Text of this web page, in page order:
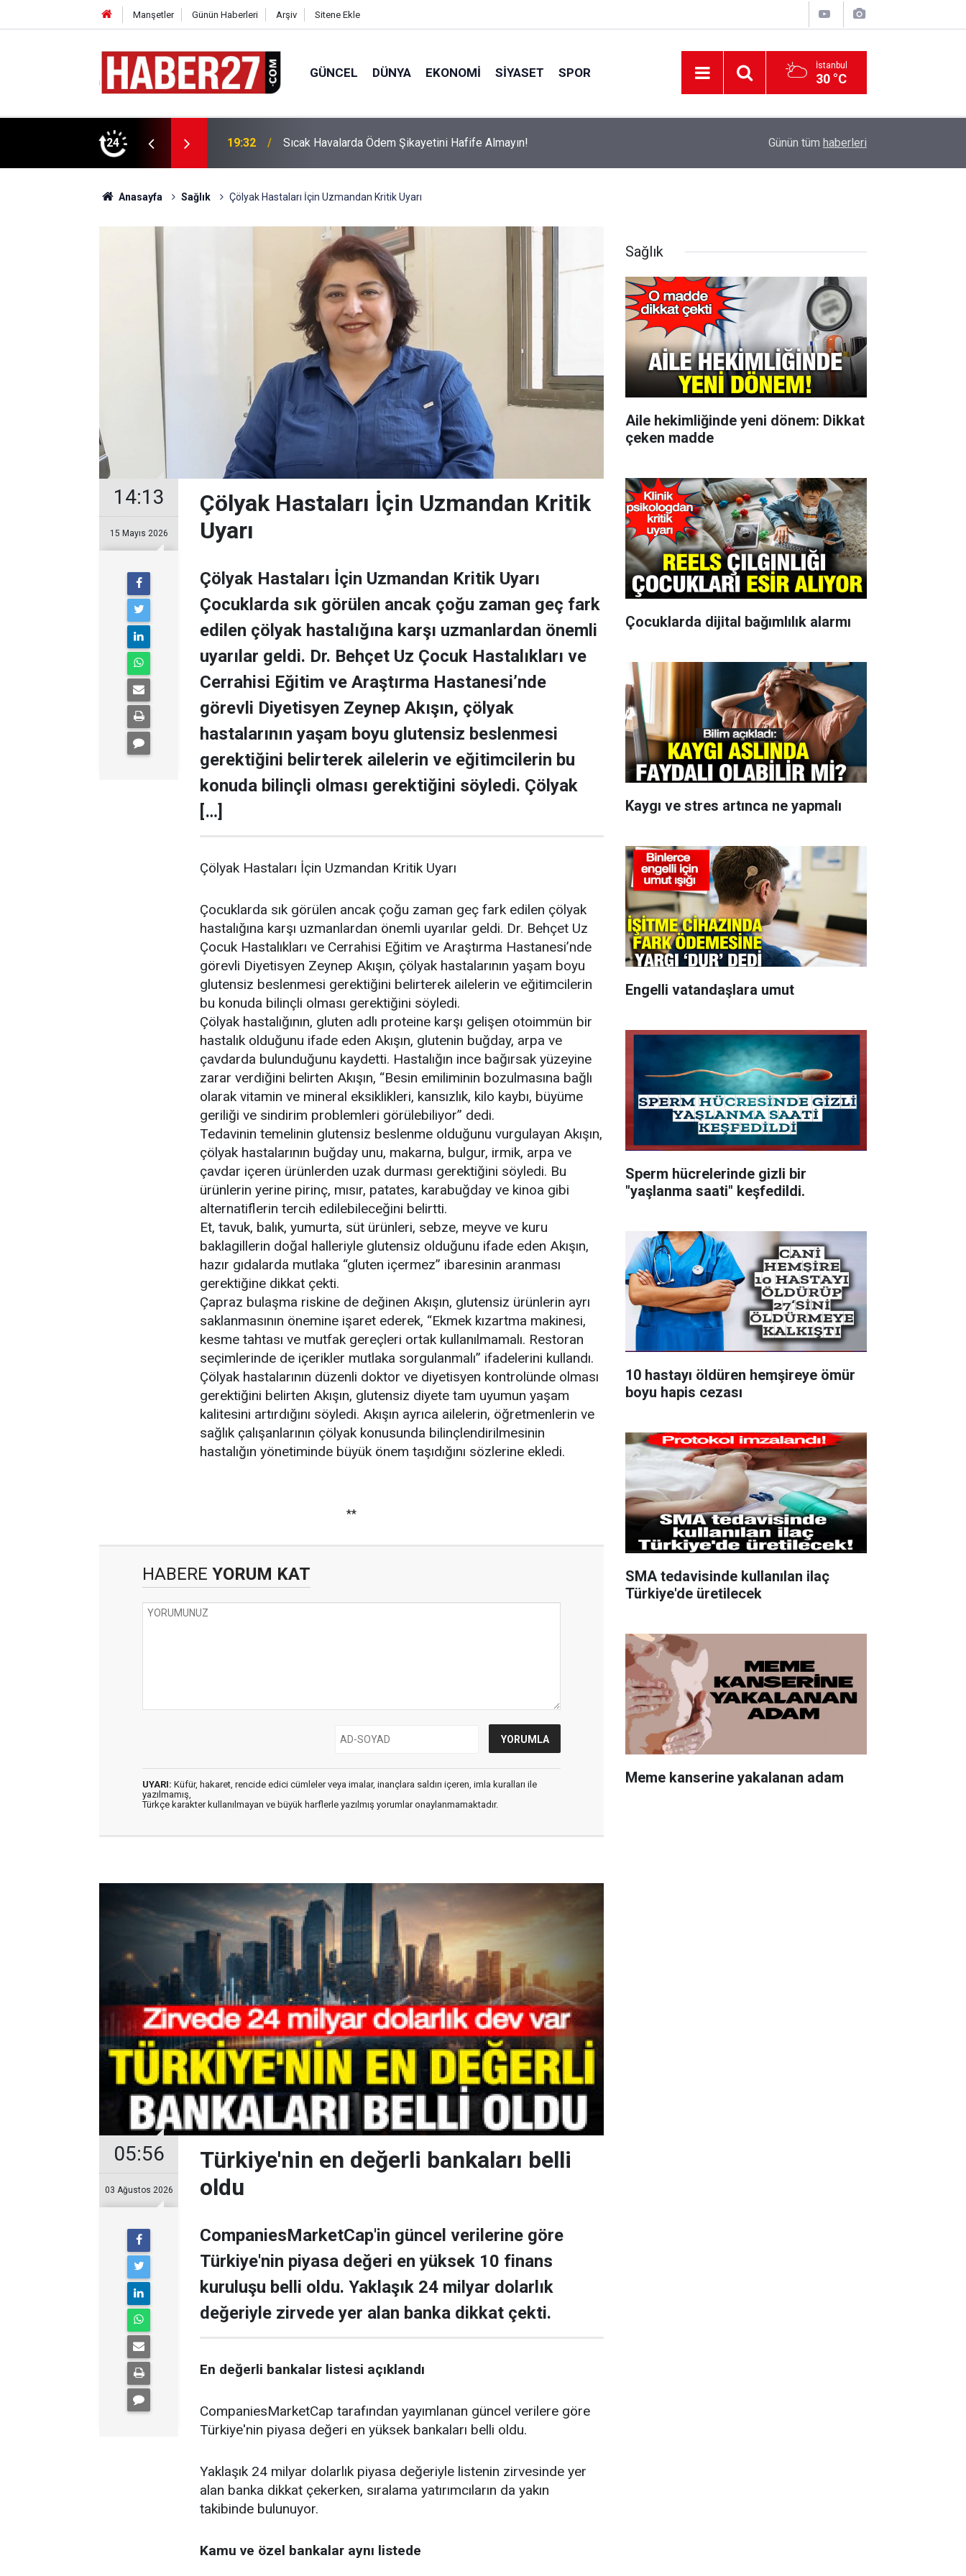
Manşetler Günün Haberleri Arşiv Sitene Ekle
GÜNCEL DÜNYA EKONOMI SIYASET SPOR İstanbul
30 °C
24 19:32 Sıcak Havalarda Ödem Şikayetini Hafife Almayın! İzmir 112’de Kan Donduran İddialar!
Günün tüm haberleri
Anasayfa Sağlık Çölyak Hastaları İçin Uzmandan Kritik Uyarı
14:13
15 Mayıs 2026
Çölyak Hastaları İçin Uzmandan Kritik
Uyarı
Çölyak Hastaları İçin Uzmandan Kritik Uyarı
Çocuklarda sık görülen ancak çoğu zaman geç fark
edilen çölyak hastalığına karşı uzmanlardan önemli
uyarılar geldi. Dr. Behçet Uz Çocuk Hastalıkları ve
Cerrahisi Eğitim ve Araştırma Hastanesi’nde
görevli Diyetisyen Zeynep Akışın, çölyak
hastalarının yaşam boyu glutensiz beslenmesi
gerektiğini belirterek ailelerin ve eğitimcilerin bu
konuda bilinçli olması gerektiğini söyledi. Çölyak
[…]
Çölyak Hastaları İçin Uzmandan Kritik Uyarı
Çocuklarda sık görülen ancak çoğu zaman geç fark edilen çölyak
hastalığına karşı uzmanlardan önemli uyarılar geldi. Dr. Behçet Uz
Çocuk Hastalıkları ve Cerrahisi Eğitim ve Araştırma Hastanesi’nde
görevli Diyetisyen Zeynep Akışın, çölyak hastalarının yaşam boyu
glutensiz beslenmesi gerektiğini belirterek ailelerin ve eğitimcilerin
bu konuda bilinçli olması gerektiğini söyledi.
Çölyak hastalığının, gluten adlı proteine karşı gelişen otoimmün bir
hastalık olduğunu ifade eden Akışın, glutenin buğday, arpa ve
çavdarda bulunduğunu kaydetti. Hastalığın ince bağırsak yüzeyine
zarar verdiğini belirten Akışın, “Besin emiliminin bozulmasına bağlı
olarak vitamin ve mineral eksiklikleri, kansızlık, kilo kaybı, büyüme
geriliği ve sindirim problemleri görülebiliyor” dedi.
Tedavinin temelinin glutensiz beslenme olduğunu vurgulayan Akışın,
çölyak hastalarının buğday unu, makarna, bulgur, irmik, arpa ve
çavdar içeren ürünlerden uzak durması gerektiğini söyledi. Bu
ürünlerin yerine pirinç, mısır, patates, karabuğday ve kinoa gibi
alternatiflerin tercih edilebileceğini belirtti.
Et, tavuk, balık, yumurta, süt ürünleri, sebze, meyve ve kuru
baklagillerin doğal halleriyle glutensiz olduğunu ifade eden Akışın,
hazır gıdalarda mutlaka “gluten içermez” ibaresinin aranması
gerektiğine dikkat çekti.
Çapraz bulaşma riskine de değinen Akışın, glutensiz ürünlerin ayrı
saklanmasının önemine işaret ederek, “Ekmek kızartma makinesi,
kesme tahtası ve mutfak gereçleri ortak kullanılmamalı. Restoran
seçimlerinde de içerikler mutlaka sorgulanmalı” ifadelerini kullandı.
Çölyak hastalarının düzenli doktor ve diyetisyen kontrolünde olması
gerektiğini belirten Akışın, glutensiz diyete tam uyumun yaşam
kalitesini artırdığını söyledi. Akışın ayrıca ailelerin, öğretmenlerin ve
sağlık çalışanlarının çölyak konusunda bilinçlendirilmesinin
hastalığın yönetiminde büyük önem taşıdığını sözlerine ekledi.
**
HABERE YORUM KAT
UYARI: Küfür, hakaret, rencide edici cümleler veya imalar, inançlara saldırı içeren, imla kuralları ile
yazılmamış,
Türkçe karakter kullanılmayan ve büyük harflerle yazılmış yorumlar onaylanmamaktadır.
05:56
03 Ağustos 2026
Türkiye'nin en değerli bankaları belli
oldu
CompaniesMarketCap'in güncel verilerine göre
Türkiye'nin piyasa değeri en yüksek 10 finans
kuruluşu belli oldu. Yaklaşık 24 milyar dolarlık
değeriyle zirvede yer alan banka dikkat çekti.
En değerli bankalar listesi açıklandı
CompaniesMarketCap tarafından yayımlanan güncel verilere göre
Türkiye'nin piyasa değeri en yüksek bankaları belli oldu.
Yaklaşık 24 milyar dolarlık piyasa değeriyle listenin zirvesinde yer
alan banka dikkat çekerken, sıralama yatırımcıların da yakın
takibinde bulunuyor.
Kamu ve özel bankalar aynı listede
Sağlık
Aile hekimliğinde yeni dönem: Dikkat
çeken madde
Çocuklarda dijital bağımlılık alarmı
Kaygı ve stres artınca ne yapmalı
Engelli vatandaşlara umut
Sperm hücrelerinde gizli bir
"yaşlanma saati" keşfedildi.
10 hastayı öldüren hemşireye ömür
boyu hapis cezası
SMA tedavisinde kullanılan ilaç
Türkiye'de üretilecek
Meme kanserine yakalanan adam